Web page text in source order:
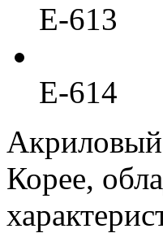
E-613
E-614
Корее,